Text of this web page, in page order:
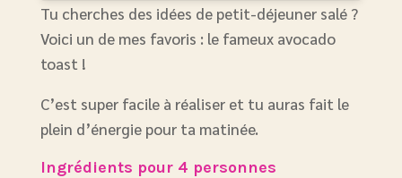
Tu cherches des idées de petit-déjeuner salé ?
Voici un de mes favoris : le fameux avocado
toast !
C’est super facile à réaliser et tu auras fait le
plein d’énergie pour ta matinée.
Ingrédients pour 4 personnes